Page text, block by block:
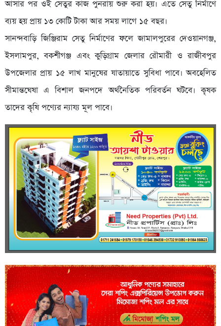
আসার পর ওই সেতুর কাজ পুনরায় শুরু করা হয়। এতে সেতু নির্মাণে
ব্যয় হয় প্রায় ১৩ কোটি টাকা আর সময় লাগে ১৫ বছর।
সানন্দবাড়ি জিঞ্জিরাম সেতু নির্মাণের ফলে জামালপুরের দেওয়ানগঞ্জ,
ইসলামপুর, বকশীগঞ্জ এবং কুড়িগ্রাম জেলার রৌমারী ও রাজীবপুর
উপজেলার প্রায় ১৫ লাখ মানুষের যাতায়াতে সুবিধা পাবে। অবহেলিত
সীমান্তঘেষা এ বিশাল জনপদে অর্থনৈতিক পরিবর্তন ঘটবে। কৃষক
তাদের কৃষি পণ্যের ন্যায্য মূল পাবে।